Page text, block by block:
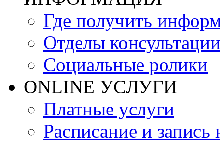
Где получить
Отделы консультации
Социальные ролики
ONLINE УСЛУГИ
Платные услуги
Расписание и запись